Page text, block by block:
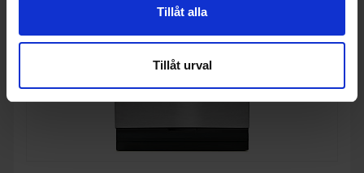
Tillåt alla
Tillåt urval